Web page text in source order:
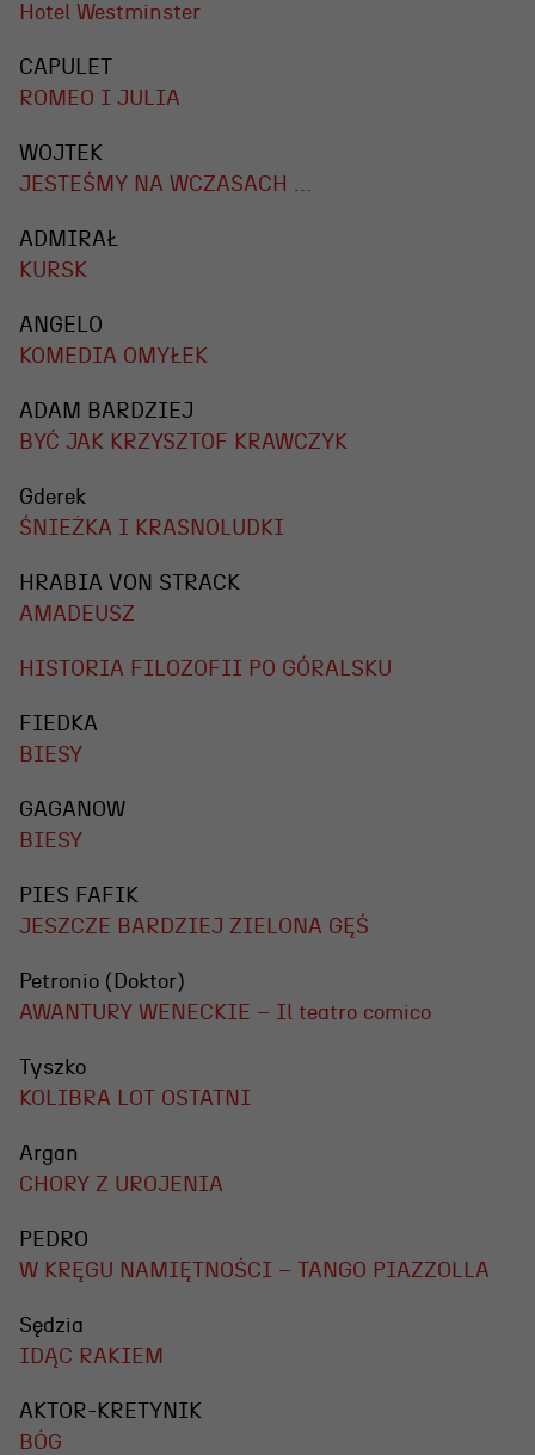
Hotel Westminster
CAPULET
ROMEO I JULIA
WOJTEK
JESTEŚMY NA WCZASACH …
ADMIRAŁ
KURSK
ANGELO
KOMEDIA OMYŁEK
ADAM BARDZIEJ
BYĆ JAK KRZYSZTOF KRAWCZYK
Gderek
ŚNIEŻKA I KRASNOLUDKI
HRABIA VON STRACK
AMADEUSZ
HISTORIA FILOZOFII PO GÓRALSKU
FIEDKA
BIESY
GAGANOW
BIESY
PIES FAFIK
JESZCZE BARDZIEJ ZIELONA GĘŚ
Petronio (Doktor)
AWANTURY WENECKIE – Il teatro comico
Tyszko
KOLIBRA LOT OSTATNI
Argan
CHORY Z UROJENIA
PEDRO
W KRĘGU NAMIĘTNOŚCI – TANGO PIAZZOLLA
Sędzia
IDĄC RAKIEM
AKTOR-KRETYNIK
BÓG